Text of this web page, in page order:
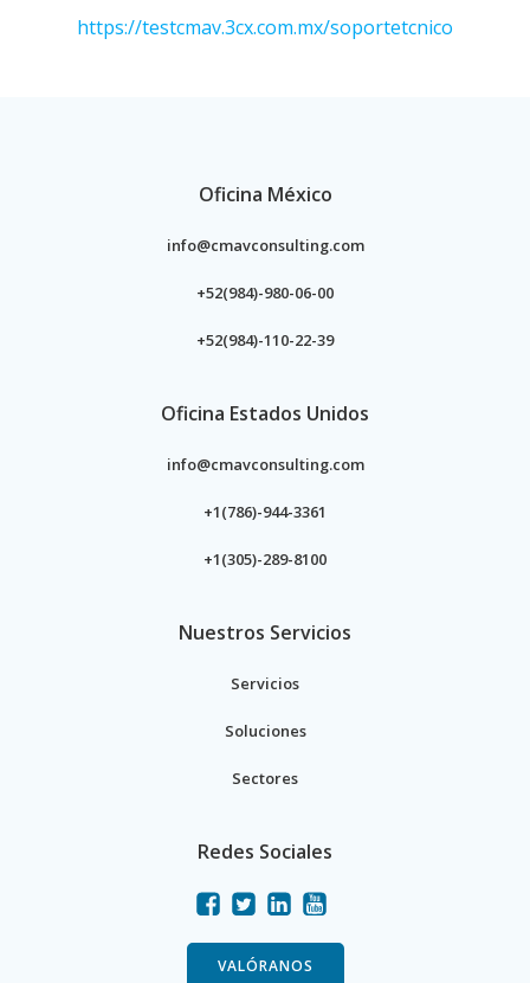
https://testcmav.3cx.com.mx/soportetcnico
Oficina México
info@cmavconsulting.com
+52(984)-980-06-00
+52(984)-110-22-39
Oficina Estados Unidos
info@cmavconsulting.com
+1(786)-944-3361
+1(305)-289-8100
Nuestros Servicios
Servicios
Soluciones
Sectores
Redes Sociales
VALÓRANOS